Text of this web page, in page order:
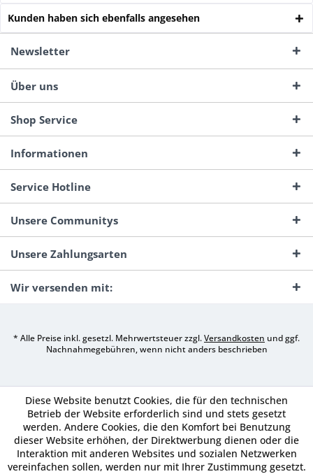
Kunden haben sich ebenfalls angesehen
Newsletter
Über uns
Shop Service
Informationen
Service Hotline
Unsere Communitys
Unsere Zahlungsarten
Wir versenden mit:
* Alle Preise inkl. gesetzl. Mehrwertsteuer zzgl.Versandkosten und ggf.
Nachnahmegebühren, wenn nicht anders beschrieben
Diese Website benutzt Cookies, die für den technischen
Betrieb der Website erforderlich sind und stets gesetzt
werden. Andere Cookies, die den Komfort bei Benutzung
dieser Website erhöhen, der Direktwerbung dienen oder die
Interaktion mit anderen Websites und sozialen Netzwerken
vereinfachen sollen, werden nur mit Ihrer Zustimmung gesetzt.